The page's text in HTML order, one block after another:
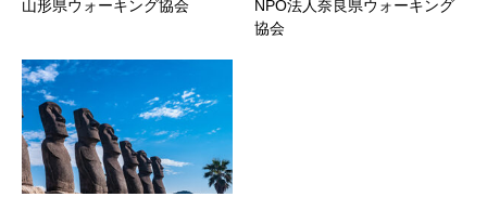
山形県ウォーキング協会
NPO法人奈良県ウォーキング
協会